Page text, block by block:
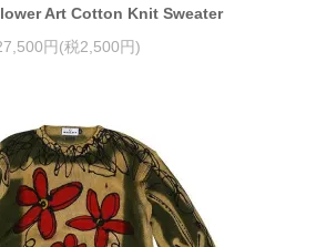
Art Cotton Knit Sweater
円(税2,500円)